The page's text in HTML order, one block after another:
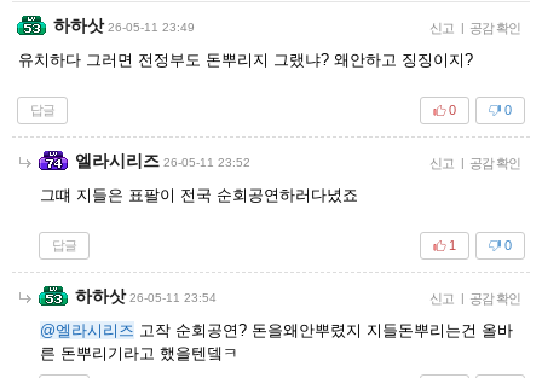
하하삿 26-05-11 23:49 신고 | 공감 확인
유치하다 그러면 전정부도 돈뿌리지 그랬냐? 왜안하고 징징이지?
답글 0
0
엘라시리즈 26-05-11 23:52 신고 | 공감 확인
그떄 지들은 표팔이 전국 순회공연하러다녔죠
답글 0
1
하하삿 26-05-11 23:54 신고 | 공감 확인
@엘라시리즈 고작 순회공연? 돈을왜안뿌렸지 지들돈뿌리는건 올바
른 돈뿌리기라고 했을텐뎈ㅋ